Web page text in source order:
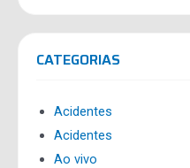
CATEGORIAS
Acidentes
Acidentes
Ao vivo